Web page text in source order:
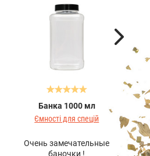
Банка 1000 мл
Ємності для спецій
Очень замечательные
баночки !